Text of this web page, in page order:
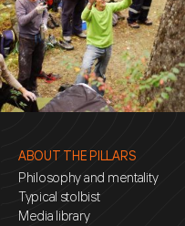
ABOUT THE PILLARS
Philosophy and mentality
Typical stolbist
Media library